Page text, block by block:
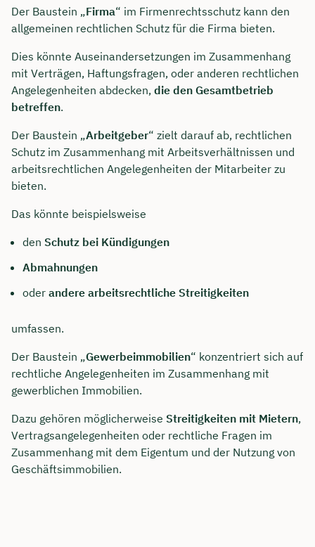
Der Baustein „Firma“ im Firmenrechtsschutz kann den
allgemeinen rechtlichen Schutz für die Firma bieten.
Dies könnte Auseinandersetzungen im Zusammenhang
mit Verträgen, Haftungsfragen, oder anderen rechtlichen
Angelegenheiten abdecken, die den Gesamtbetrieb
betreffen.
Der Baustein „Arbeitgeber“ zielt darauf ab, rechtlichen
Schutz im Zusammenhang mit Arbeitsverhältnissen und
arbeitsrechtlichen Angelegenheiten der Mitarbeiter zu
bieten.
Das könnte beispielsweise
den Schutz bei Kündigungen
Abmahnungen
oder andere arbeitsrechtliche Streitigkeiten
umfassen.
Der Baustein „Gewerbeimmobilien“ konzentriert sich auf
rechtliche Angelegenheiten im Zusammenhang mit
gewerblichen Immobilien.
Dazu gehören möglicherweise Streitigkeiten mit Mietern,
Vertragsangelegenheiten oder rechtliche Fragen im
Zusammenhang mit dem Eigentum und der Nutzung von
Geschäftsimmobilien.